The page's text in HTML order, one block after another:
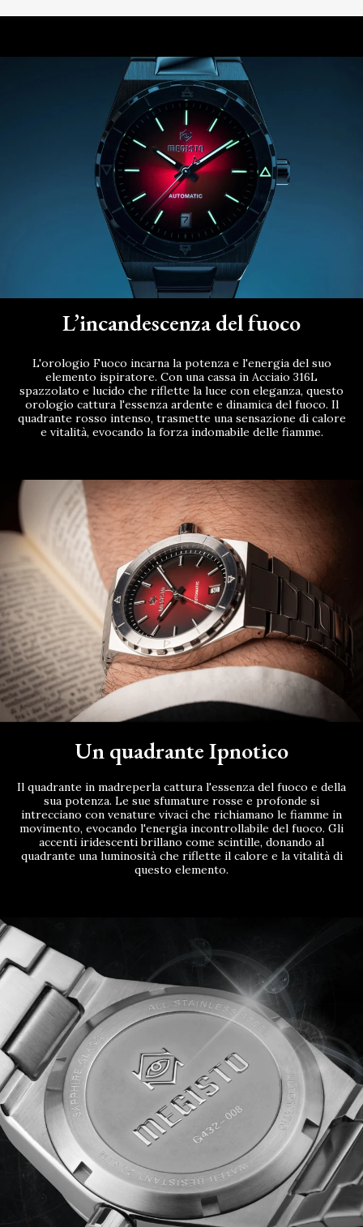
L’incandescenza del fuoco
L'orologio Fuoco incarna la potenza e l'energia del suo
elemento ispiratore. Con una cassa in Acciaio 316L
spazzolato e lucido che riflette la luce con eleganza, questo
orologio cattura l'essenza ardente e dinamica del fuoco. Il
quadrante rosso intenso, trasmette una sensazione di calore
e vitalità, evocando la forza indomabile delle fiamme.
Un quadrante Ipnotico
Il quadrante in madreperla cattura l'essenza del fuoco e della
sua potenza. Le sue sfumature rosse e profonde si
intrecciano con venature vivaci che richiamano le fiamme in
movimento, evocando l'energia incontrollabile del fuoco. Gli
accenti iridescenti brillano come scintille, donando al
quadrante una luminosità che riflette il calore e la vitalità di
questo elemento.